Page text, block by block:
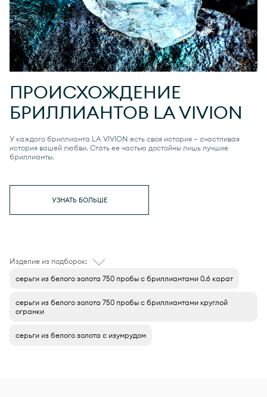
ПРОИСХОЖДЕНИЕ
БРИЛЛИАНТОВ LA VIVION
У каждого бриллианта LA VIVION есть своя история — счастливая
история вашей любви. Стать ее частью достойны лишь лучшие
бриллианты.
УЗНАТЬ БОЛЬШЕ
Изделие из подборок:
серьги из белого золота 750 пробы с бриллиантами 0.6 карат
серьги из белого золота 750 пробы с бриллиантами круглой
огранки
серьги из белого золота с изумрудом